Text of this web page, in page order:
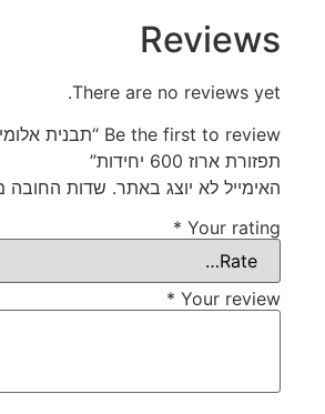
Reviews
There are no reviews yet.
תפזורת ארוז 600 יחידות”
האימייל לא יוצג באתר. שדות החובה
Your rating
*
Your review
*